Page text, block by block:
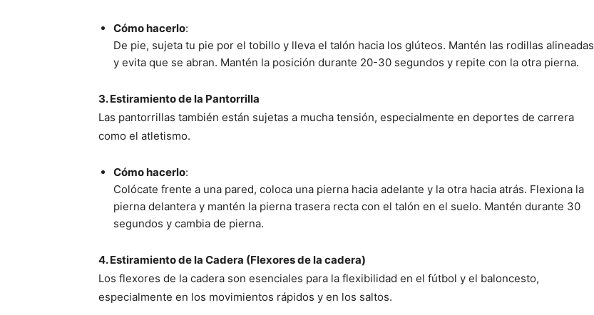
Cómo hacerlo:
De pie, sujeta tu pie por el tobillo y lleva el talón hacia los glúteos. Mantén las rodillas alineadas
y evita que se abran. Mantén la posición durante 20-30 segundos y repite con la otra pierna.
3. Estiramiento de la Pantorrilla
Las pantorrillas también están sujetas a mucha tensión, especialmente en deportes de carrera
como el atletismo.
Cómo hacerlo:
Colócate frente a una pared, coloca una pierna hacia adelante y la otra hacia atrás. Flexiona la
pierna delantera y mantén la pierna trasera recta con el talón en el suelo. Mantén durante 30
segundos y cambia de pierna.
4. Estiramiento de la Cadera (Flexores de la cadera)
Los flexores de la cadera son esenciales para la flexibilidad en el fútbol y el baloncesto,
especialmente en los movimientos rápidos y en los saltos.